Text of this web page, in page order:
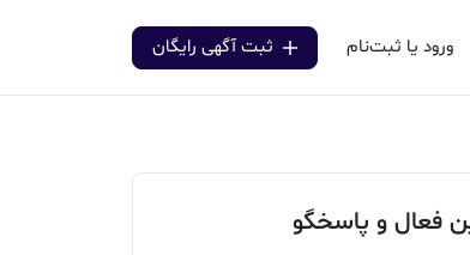
ورود یا ثبت‌نام ثبت آگهی رایگان
فعال و پاسخگو